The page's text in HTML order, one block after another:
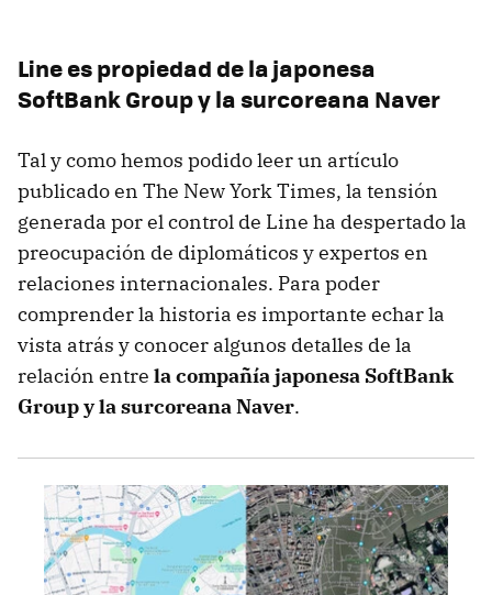
Line es propiedad de lajaponesa
SoftBank Group y la surcoreana Naver
Tal y como hemos podido leer un artículo
publicado en The New York Times, la tensión
generada por el control de Line ha despertado la
preocupación de diplomáticos y expertos en
relaciones internacionales. Para poder
comprender la historia es importante echar la
vista atrás y conocer algunos detalles de la
relación entre la compañía japonesa SoftBank
Group y la surcoreana Naver.